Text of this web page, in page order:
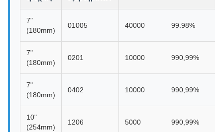
7"
(180mm)
01005 40000 99.98%
7"
(180mm)
0201 10000 990,99%
7"
(180mm)
0402 10000 990,99%
10"
(254mm)
1206 5000 990,99%